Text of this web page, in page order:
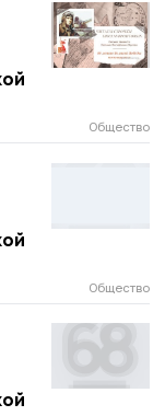
Общество
Общество